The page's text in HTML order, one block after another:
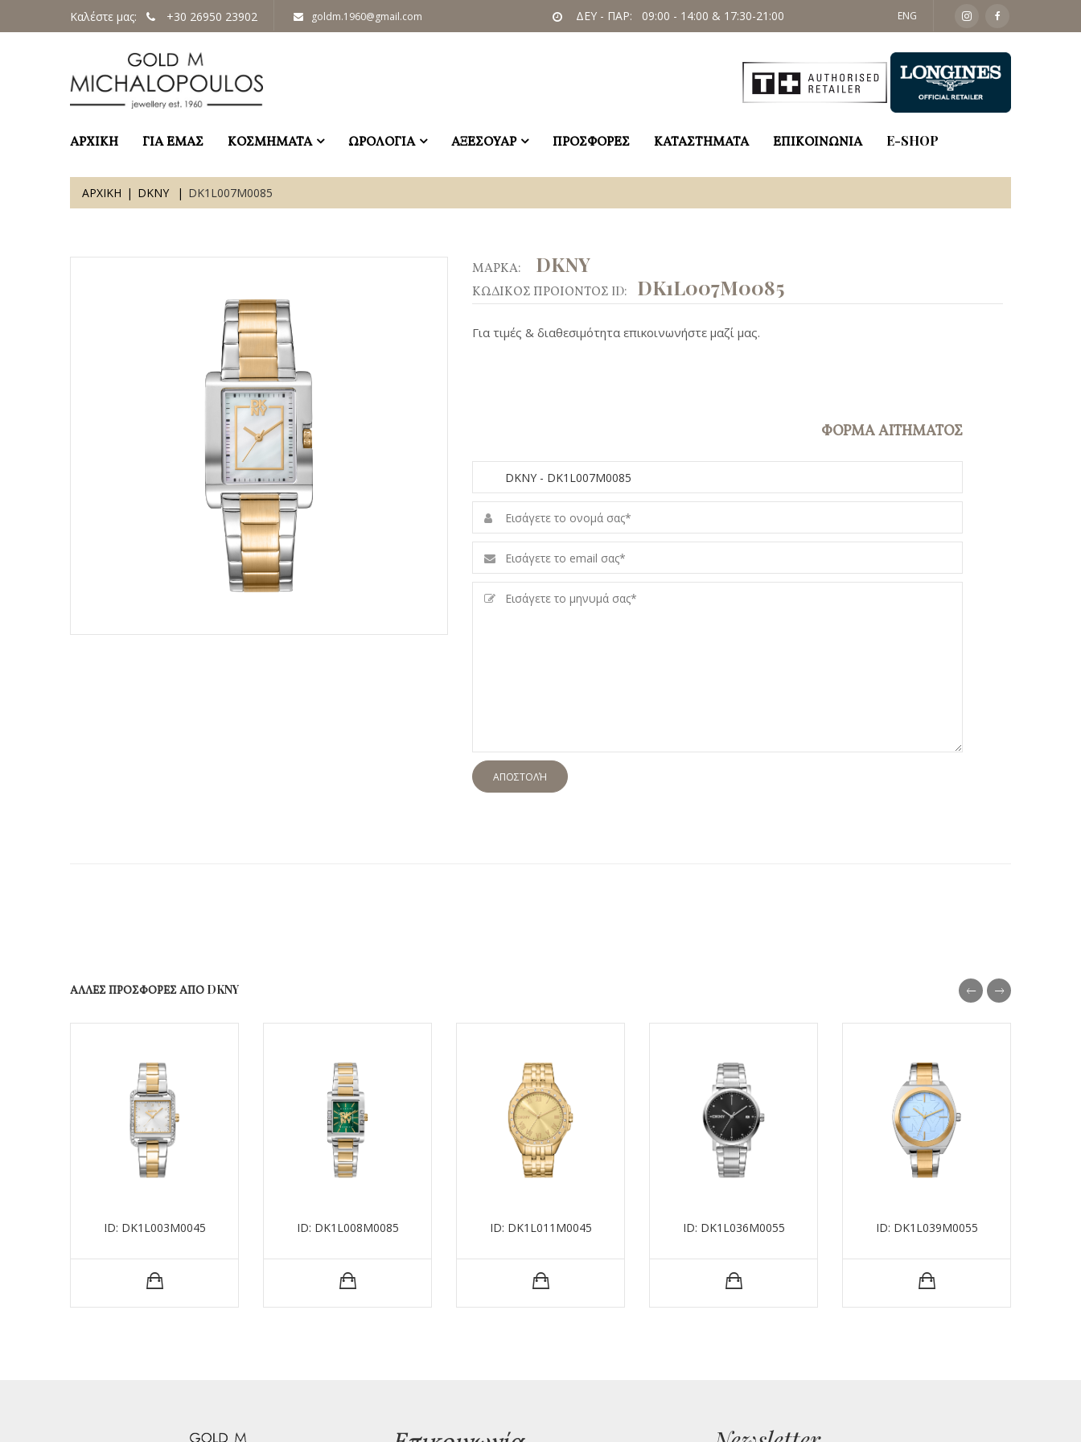
Καλέστε μας: +30 26950 23902 goldm.1960@gmail.com ΔΕΥ - ΠΑΡ: 09:00 - 14:00 & 17:30-21:00 ΣΑΒ: 09:30 - 14:00
ENG
ΑΡΧΙΚΗ ΓΙΑ ΕΜΑΣ ΚΟΣΜΗΜΑΤΑ ΩΡΟΛΟΓΙΑ ΑΞΕΣΟΥΑΡ ΠΡΟΣΦΟΡΕΣ ΚΑΤΑΣΤΗΜΑΤΑ ΕΠΙΚΟΙΝΩΝΙΑ E-SHOP
ΑΡΧΙΚΗ DKNY DK1L007M0085
ΜΑΡΚΑ: DKNY
ΚΩΔΙΚΟΣ ΠΡΟΙΟΝΤΟΣ ID: DK1L007M0085
Για τιμές & διαθεσιμότητα επικοινωνήστε μαζί μας.
ΦΟΡΜΑ ΑΙΤΗΜΑΤΟΣ
ΑΠΟΣΤΟΛΉ
ΑΛΛΕΣ ΠΡΟΣΦΟΡΕΣ ΑΠΟ DKNY
ID: DK1L003M0045 ID: DK1L008M0085 ID: DK1L011M0045 ID: DK1L036M0055 ID: DK1L039M0055